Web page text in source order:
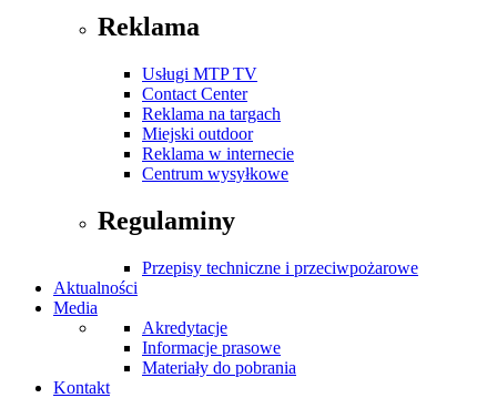
Reklama
Usługi MTP TV
Contact Center
Reklama na targach
Miejski outdoor
Reklama w internecie
Centrum wysyłkowe
Regulaminy
Przepisy techniczne i przeciwpożarowe
Aktualności
Media
Akredytacje
Informacje prasowe
Materiały do pobrania
Kontakt